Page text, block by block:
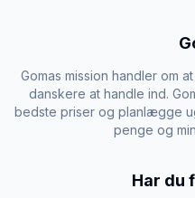
Gomas mission handler om
danskere at handle ind.
bedste priser og planlægge
penge og
Har du